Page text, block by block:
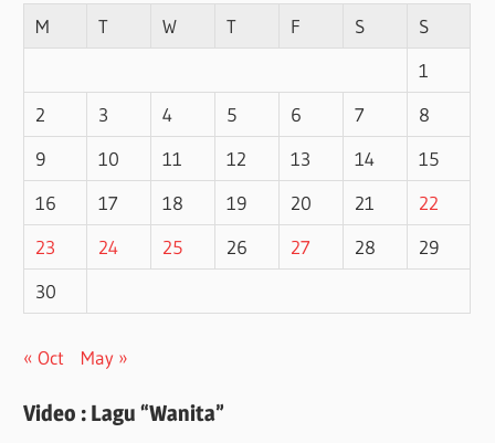
M
T W T F S
S
1
2
3 4 5 6 7
8
9
10 11 12 13 14
15
16
17 18 19 20 21
22
23
24 25 26 27 28
29
30
« Oct May »
Video : Lagu “Wanita”